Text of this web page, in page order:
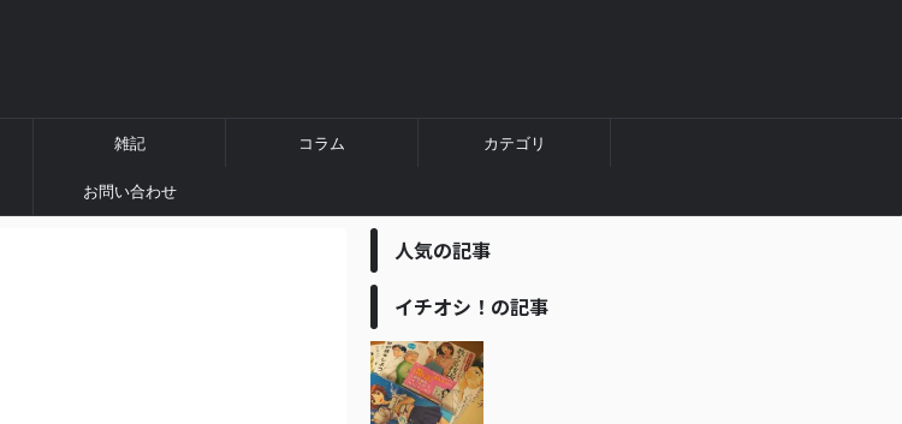
雑記 コラム カテゴリ
お問い合わせ
人気の記事
イチオシ！の記事